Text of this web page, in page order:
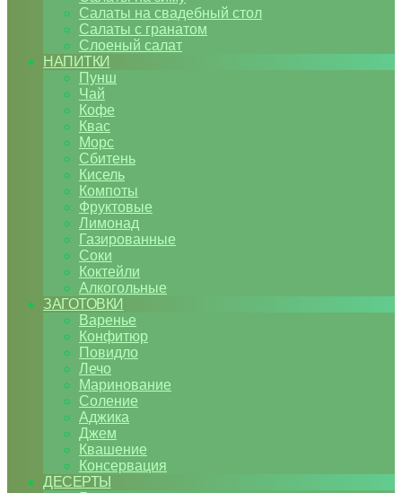
Салаты на свадебный стол
Салаты с гранатом
Слоеный салат
НАПИТКИ
Пунш
Чай
Кофе
Квас
Морс
Сбитень
Кисель
Компоты
Фруктовые
Лимонад
Газированные
Соки
Коктейли
Алкогольные
ЗАГОТОВКИ
Варенье
Конфитюр
Повидло
Лечо
Маринование
Соление
Аджика
Джем
Квашение
Консервация
ДЕСЕРТЫ